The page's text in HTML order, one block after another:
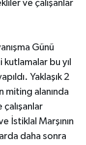
ve çalışanlar
Günü
bu yıl
Yaklaşık 2
miting alanında
İstiklal Marşının
daha sonra